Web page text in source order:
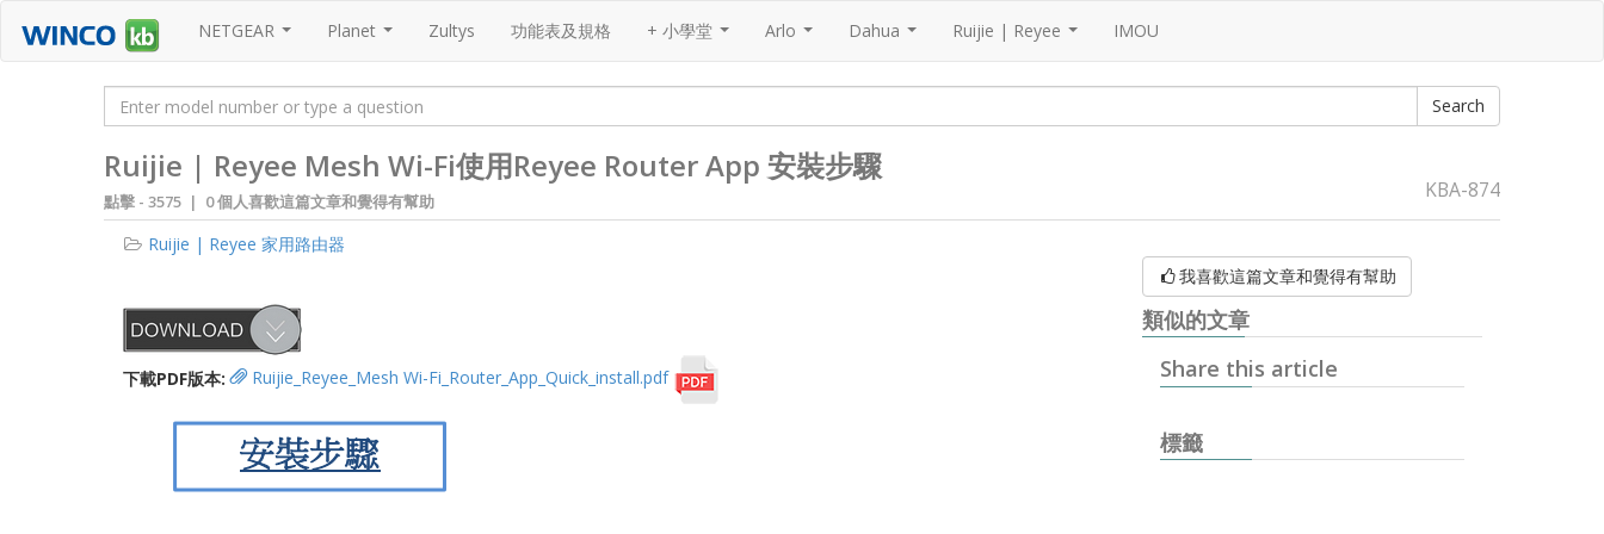
NETGEAR Planet Zultys 功能表及規格 + 小學堂 Arlo Dahua Ruijie | Reyee IMOU
Ruijie | Reyee Mesh Wi-Fi使用Reyee Router App 安裝步驟
點擊 - 3575 | 0 個人喜歡這篇文章和覺得有幫助 KBA-874
Ruijie | Reyee 家用路由器
下載PDF版本: Ruijie_Reyee_Mesh Wi-Fi_Router_App_Quick_install.pdf
我喜歡這篇文章和覺得有幫助
類似的文章
Share this article
標籤